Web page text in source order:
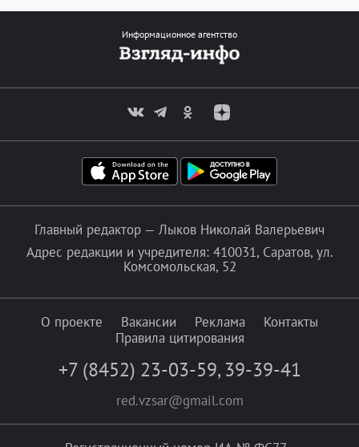
Информационное агентство
Главный редактор — Лыков Николай Валерьевич
Адрес редакции и учредителя: 410031, Саратов, ул.
Комсомольская, 52
О проекте Вакансии Реклама
Контакты
Правила цитирования
+7 (8452) 23-03-59, 39-39-41
red.vzsar@gmail.com